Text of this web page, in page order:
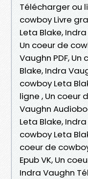
Télécharger ou
cowboy Livre
Leta Blake,
Un coeur de
Vaughn PDF,
Blake, Indra
cowboy Leta
ligne , Un coeur
Vaughn
Leta Blake,
cowboy Leta
coeur de
Epub VK, Un
Indra Vaughn